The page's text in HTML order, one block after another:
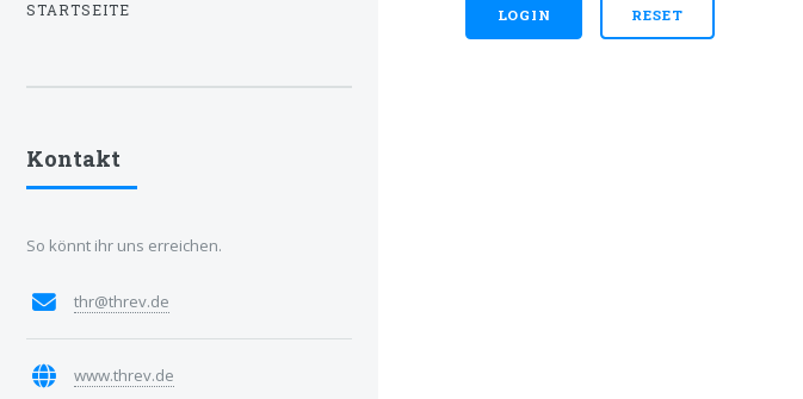
STARTSEITE
Kontakt
So könnt ihr uns erreichen.
thr@threv.de
www.threv.de